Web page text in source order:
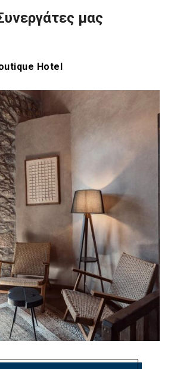
μας
Hotel